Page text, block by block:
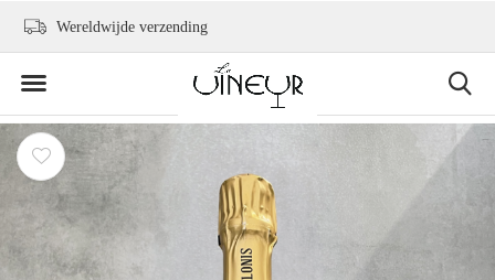
Wereldwijde verzending